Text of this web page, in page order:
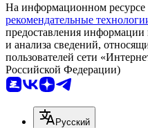
На информационном ресурсе
рекомендательные
предоставления информации
и анализа сведений,
пользователей сети
Российской Федерации)
Русский